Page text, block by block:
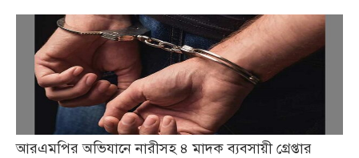
আরএমপির অভিযানে নারীসহ ৪ মাদক ব্যবসায়ী গ্রেপ্তার